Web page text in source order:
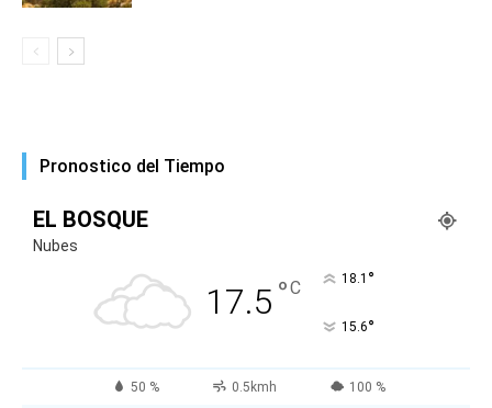
Pronostico del Tiempo
EL BOSQUE
Nubes
17.5 °C 18.1 °
15.6°
50 % 0.5kmh 100 %